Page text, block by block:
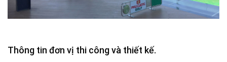
Thông tin đơn vị thi công và thiết kế.